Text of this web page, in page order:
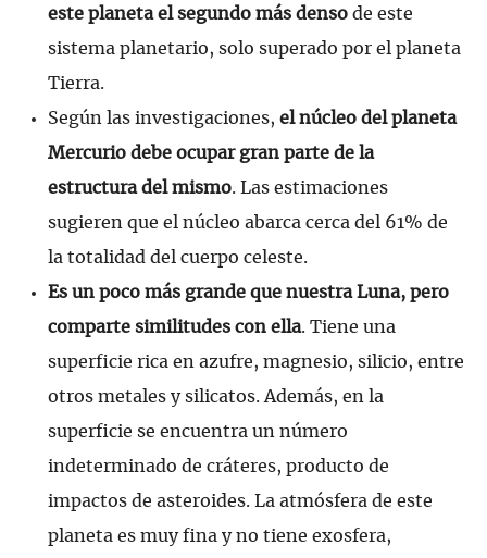
este planeta el segundo más denso de este
sistema planetario, solo superado por el planeta
Tierra.
Según las investigaciones, el núcleo del planeta
Mercurio debe ocupar gran parte de la
estructura del mismo. Las estimaciones
sugieren que el núcleo abarca cerca del 61% de
la totalidad del cuerpo celeste.
Es un poco más grande que nuestra Luna, pero
comparte similitudes con ella. Tiene una
superficie rica en azufre, magnesio, silicio, entre
otros metales y silicatos. Además, en la
superficie se encuentra un número
indeterminado de cráteres, producto de
impactos de asteroides. La atmósfera de este
planeta es muy fina y no tiene exosfera,